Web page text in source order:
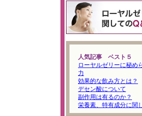
人気記事 ベスト５
ローヤルゼリーに秘め
力
効果的な飲み方とは？
デセン酸について
副作用は有るのか？
栄養素、特有成分に関